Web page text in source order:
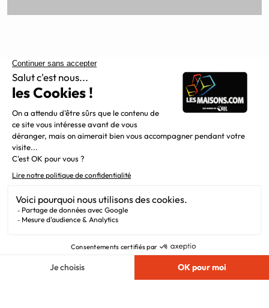
Constructeur de maisons individuelles, Maisons.com est une
grand nord de la France.
Liens utiles
Alertes offres